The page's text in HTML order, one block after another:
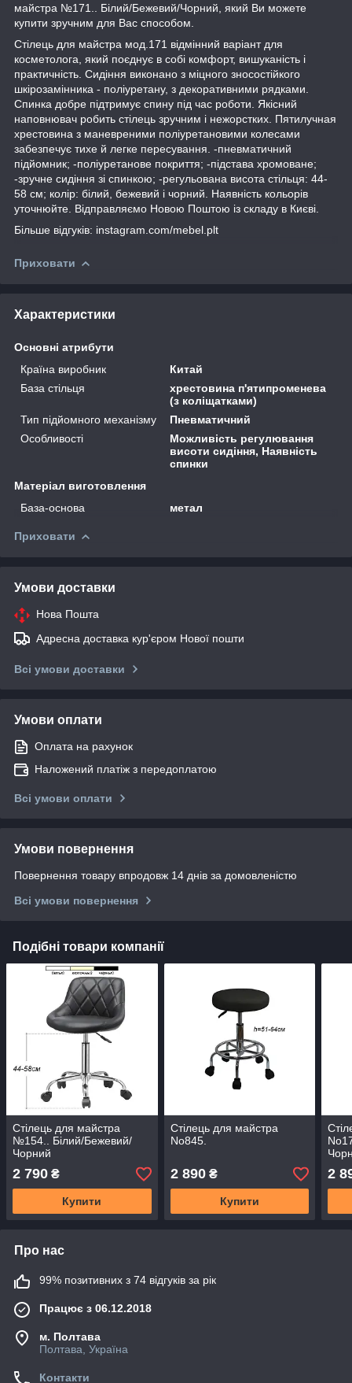
майстра №171.. Білий/Бежевий/Чорний, який Ви можете
купити зручним для Вас способом.
Стілець для майстра мод.171 відмінний варіант для
косметолога, який поєднує в собі комфорт, вишуканість і
практичність. Сидіння виконано з міцного зносостійкого
шкірозамінника - поліуретану, з декоративними рядками.
Спинка добре підтримує спину під час роботи. Якісний
наповнювач робить стілець зручним і нежорстких. Пятилучная
хрестовина з маневреними поліуретановими колесами
забезпечує тихе й легке пересування. -пневматичний
підйомник; -поліуретанове покриття; -підстава хромоване;
-зручне сидіння зі спинкою; -регульована висота стільця: 44-
58 см; колір: білий, бежевий і чорний. Наявність кольорів
уточнюйте. Відправляємо Новою Поштою із складу в Києві.
Більше відгуків: instagram.com/mebel.plt
Приховати
Характеристики
Основні атрибути
Країна виробник
Китай
База стільця
хрестовина п'ятипроменева
(з коліщатками)
Тип підйомного механізму
Пневматичний
Особливості
Можливість регулювання
висоти сидіння, Наявність
спинки
Матеріал виготовлення
База-основа
метал
Приховати
Умови доставки
Нова Пошта
Адресна доставка кур'єром Нової пошти
Всі умови доставки
Умови оплати
Оплата на рахунок
Наложений платіж з передоплатою
Всі умови оплати
Умови повернення
Повернення товару впродовж 14 днів за домовленістю
Всі умови повернення
Подібні товари компанії
Стілець для майстра
№154.. Білий/Бежевий/
Чорний
2 790 ₴
Купити
Стілець для майстра
No845.
2 890₴
Купити
2
Про нас
99% позитивних з 74 відгуків за рік
Працює з 06.12.2018
м. Полтава
Полтава, Україна
Контакти